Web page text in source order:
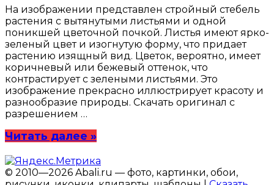
На изображении представлен стройный стебель
растения с вытянутыми листьями и одной
поникшей цветочной почкой. Листья имеют ярко-
зеленый цвет и изогнутую форму, что придает
растению изящный вид. Цветок, вероятно, имеет
коричневый или бежевый оттенок, что
контрастирует с зелеными листьями. Это
изображение прекрасно иллюстрирует красоту и
разнообразие природы. Скачать оригинал с
разрешением …
Читать далее »
© 2010—2026 Abali.ru — фото, картинки, обои,